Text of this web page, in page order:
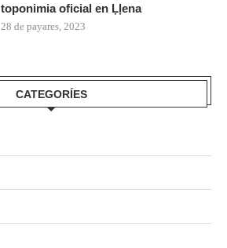
toponimia oficial en Ḷḷena
28 de payares, 2023
CATEGORÍES